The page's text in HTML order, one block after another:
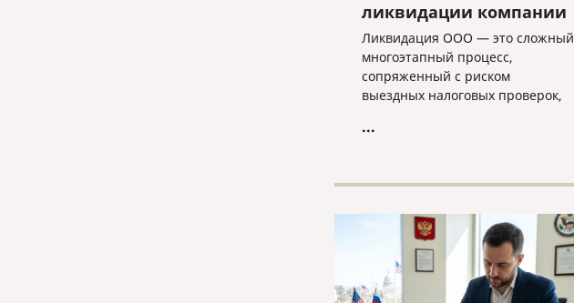
ликвидации компании
Ликвидация ООО — это сложный
многоэтапный процесс,
сопряженный с риском
выездных налоговых проверок,
строгими требованиями к
бизнеса, критерии упрощенной
процедуры и объясняем, почему
для успешного завершения дела
ликвидатору необходима
команда экспертов.
...